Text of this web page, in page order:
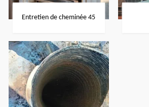
Entretien de cheminée 45